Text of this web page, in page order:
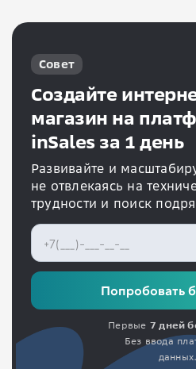
Совет
Создайте
магазин на
inSales за 1 день
Развивайте и
не отвлекаясь на
трудности и поиск
Попробовать
Первые 7 дней
Без ввода
данных.